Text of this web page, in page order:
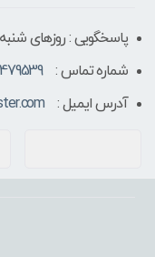
پاسخگویی : روزهای شنبه تا
شماره تماس :
آدرس ایمیل :